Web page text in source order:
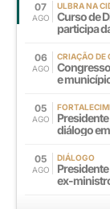
07
AGO
ULBRA NA
Curso de
participa
06
AGO
CRIAÇÃO DE
e
05
AGO
diálogo
05
AGO
DIÁLOGO
ex-